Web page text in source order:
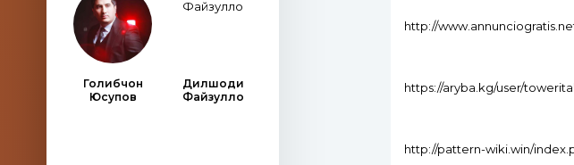
Голибчон
Юсупов
Дилшоди
Файзулло
http://
https://aryba.kg/user/
http://pattern-wiki.win/